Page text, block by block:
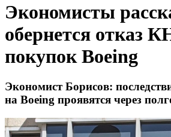
Экономисты
обернется отказ
покупок Boeing
Экономист Борисов:
на Boeing проявятся через